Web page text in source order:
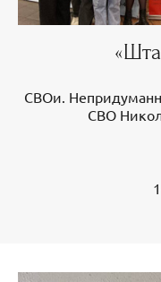
СВОи.
СВО